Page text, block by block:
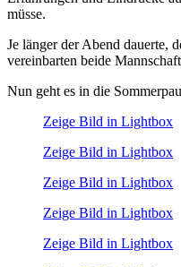
müsse.
Je länger der Abend dauerte,
vereinbarten beide
Nun geht es in die
Zeige Bild in Lightbox
Zeige Bild in Lightbox
Zeige Bild in Lightbox
Zeige Bild in Lightbox
Zeige Bild in Lightbox